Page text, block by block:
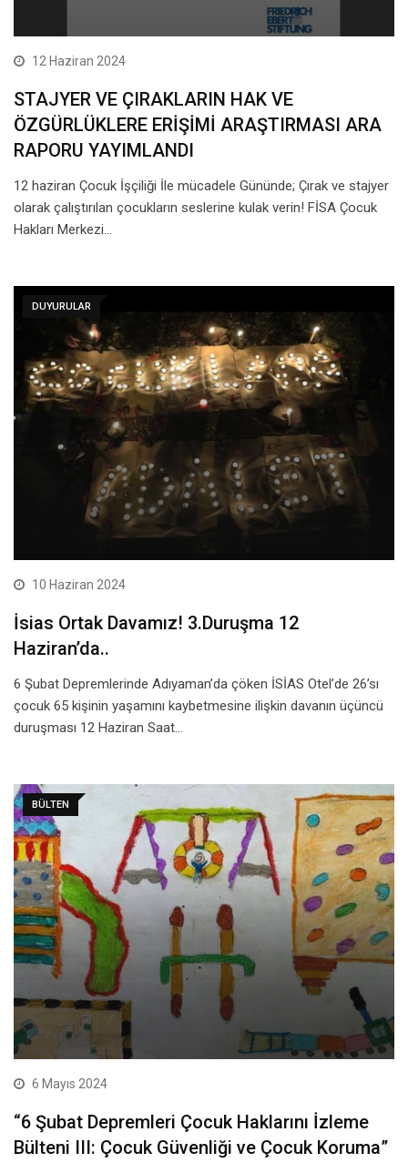
12 Haziran 2024
STAJYER VE ÇIRAKLARIN HAK VE
ÖZGÜRLÜKLERE ERİŞİMİ ARAŞTIRMASI ARA
RAPORU YAYIMLANDI
12 haziran Çocuk İşçiliği İle mücadele Gününde; Çırak ve stajyer
olarak çalıştırılan çocukların seslerine kulak verin! FİSA Çocuk
Hakları Merkezi…
DUYURULAR
10 Haziran 2024
İsias Ortak Davamız! 3.Duruşma 12
Haziran’da..
6 Şubat Depremlerinde Adıyaman’da çöken İSİAS Otel’de 26’sı
çocuk 65 kişinin yaşamını kaybetmesine ilişkin davanın üçüncü
duruşması 12 Haziran Saat…
BÜLTEN
6 Mayıs 2024
“6 Şubat Depremleri Çocuk Haklarını İzleme
Bülteni III: Çocuk Güvenliği ve Çocuk Koruma”